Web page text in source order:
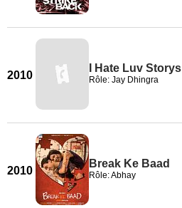
2010
I Hate Luv Storys
Rôle: Jay Dhingra
2010
Break Ke Baad
Rôle: Abhay